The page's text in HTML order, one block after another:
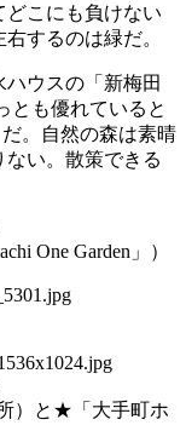
こにも負けない
するのは緑だ。
ウスの「新梅田
とも優れていると
。自然の森は素晴
い。散策できる
One Garden」）
）と★「大手町ホ